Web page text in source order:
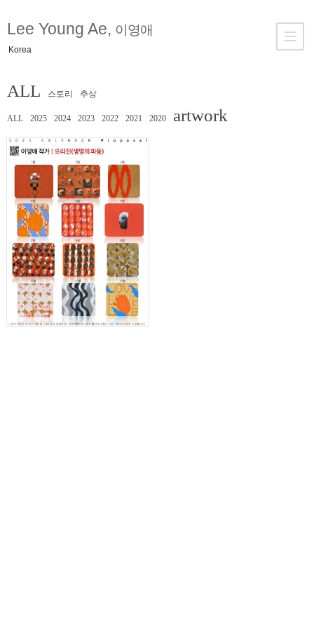
Lee Young Ae, 이영애
Korea
ALL 스토리 추상
ALL 2025 2024 2023 2022 2021 2020 artwork